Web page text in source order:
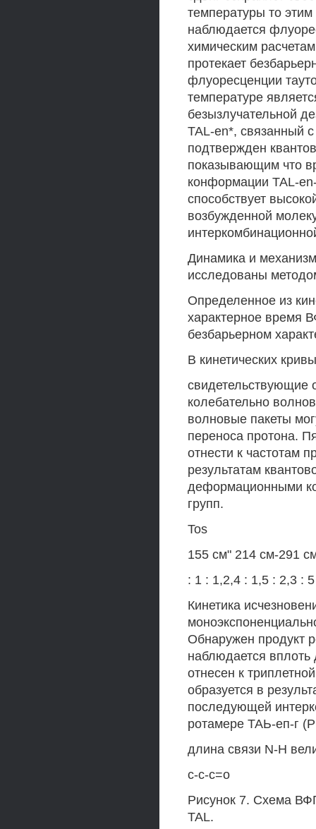
температуры то
наблюдается
химическим
протекает
флуоресценции
температуре
безызлучательной
TAL-en*, связанный
подтвержден
показывающим что
конформации TAL-
способствует
возбужденной
Динамика и
исследованы
Определенное из
характерное время
безбарьерном
В кинетических
свидетельствующие
колебательно
волновые пакеты
переноса протона.
отнести к частотам
результатам
деформационными
групп.
Tos
155 см" 214 см-291
: 1 : 1,2,4 : 1,5 : 2,3 : 5
Кинетика
Обнаружен продукт
наблюдается
отнесен к
образуется в
последующей
ротамере ТАЬ-еп-г
длина связи N-H
с-с-с=о
Рисунок 7. Схема
TAL.